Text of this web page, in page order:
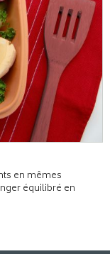
en mêmes
équilibré en